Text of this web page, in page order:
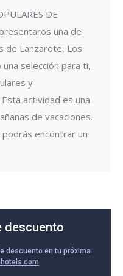
DE
una de
de Lanzarote, Los
selección para ti,
y
actividad es una
de vacaciones.
encontrar un
descuento
descuento en tu próxima